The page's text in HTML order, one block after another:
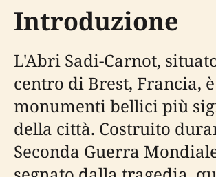
Introduzione
L'Abri Sadi-Carnot,
centro di Brest, Francia,
monumenti bellici più
della città. Costruito
Seconda Guerra